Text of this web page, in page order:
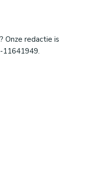
Onze redactie is
11641949.